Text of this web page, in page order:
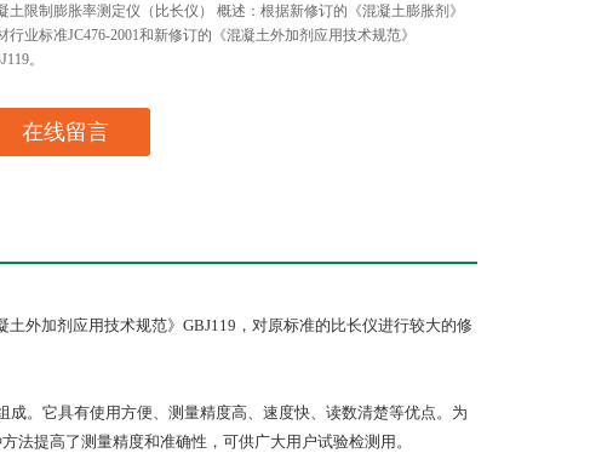
土限制膨胀率测定仪（比长仪） 概述：根据新修订的《混凝土膨胀剂》
行业标准JC476-2001和新修订的《混凝土外加剂应用技术规范》
。
在线留言
外加剂应用技术规范》GBJ119，对原标准的比长仪进行较大的修
。它具有使用方便、测量精度高、速度快、读数清楚等优点。为
法提高了测量精度和准确性，可供广大用户试验检测用。